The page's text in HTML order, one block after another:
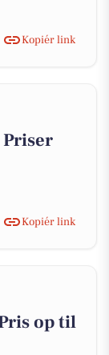
Kopiér link
Kopiér link
op til